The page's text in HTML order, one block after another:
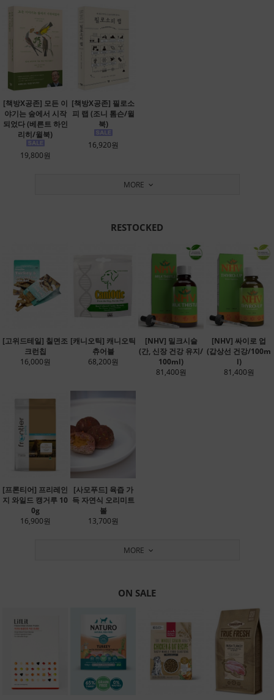
[책방X공존] 모든 이
야기는 숲에서 시작
되었다 (베른트 하인
리히/윌북)
19,800원
[책방X공존] 필로소
피 랩 (조니 톰슨/윌
북)
16,920원
MORE
RESTOCKED
[고위드테일] 칠면조
크런칩
16,000원
[캐니오틱] 캐니오틱
츄어블
68,200원
[NHV] 밀크시슬
(간, 신장 건강 유지/
100ml)
81,400원
[NHV] 싸이로 업
(갑상선 건강/100m
l)
81,400원
[프론티어] 프리레인
지 와일드 캥거루 10
0g
16,900원
[사모푸드] 육즙 가
득 자연식 오리미트
볼
13,700원
MORE
ON SALE